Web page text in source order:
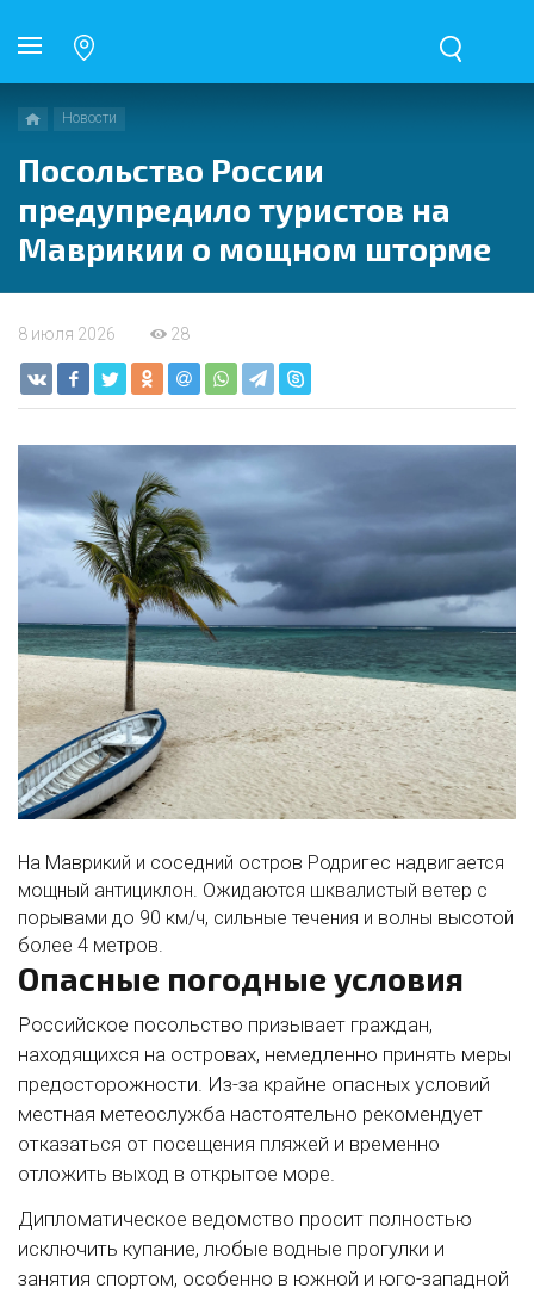
Новости
Посольство России
предупредило туристов на
Маврикии о мощном шторме
8 июля 2026 28
На Маврикий и соседний остров Родригес надвигается
мощный антициклон. Ожидаются шквалистый ветер с
порывами до 90 км/ч, сильные течения и волны высотой
более 4 метров
Опасные погодные условия
Российское посольство призывает граждан,
находящихся на островах, немедленно принять меры
предосторожности. Из-за крайне опасных условий
местная метеослужба настоятельно рекомендует
отказаться от посещения пляжей и временно
отложить выход в открытое море.
Дипломатическое ведомство просит полностью
исключить купание, любые водные прогулки и
занятия спортом, особенно в южной и юго-западной